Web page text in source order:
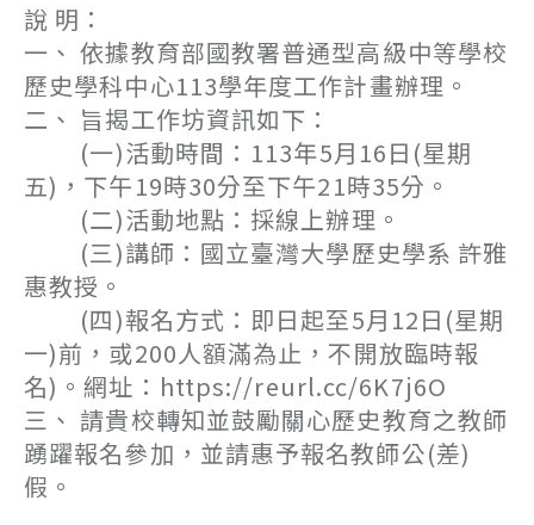
說 明：
一、 依據教育部國教署普通型高級中等學校
歷史學科中心113學年度工作計畫辦理。
二、 旨揭工作坊資訊如下：
(一)活動時間：113年5月16日(星期
五)，下午19時30分至下午21時35分。
(二)活動地點：採線上辦理。
(三)講師：國立臺灣大學歷史學系 許雅
惠教授。
(四)報名方式：即日起至5月12日(星期
一)前，或200人額滿為止，不開放臨時報
名)。網址：https://reurl.cc/6K7j6O
三、 請貴校轉知並鼓勵關心歷史教育之教師
踴躍報名參加，並請惠予報名教師公(差)
假。